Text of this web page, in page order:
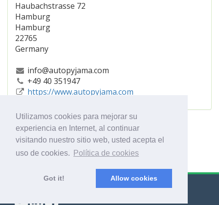
Utilizamos cookies para mejorar su
experiencia en Internet, al continuar
visitando nuestro sitio web, usted acepta el
uso de cookies.
Política de cookies
Got it! Allow cookies
Haubachstrasse 72
Hamburg
Hamburg
22765
Germany
info@autopyjama.com
+49 40 351947
https://www.autopyjama.com
© Export Worldwide 2026